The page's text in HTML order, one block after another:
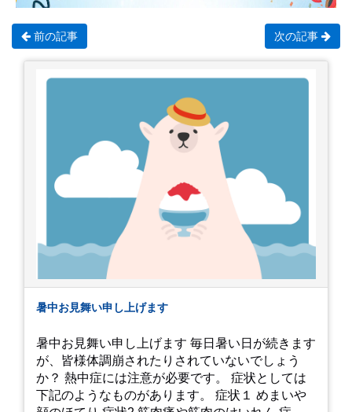
前の記事 次の記事
暑中お見舞い申し上げます
暑中お見舞い申し上げます 毎日暑い日が続きます
が、皆様体調崩されたりされていないでしょう
か？ 熱中症には注意が必要です。 症状としては
下記のようなものがあります。 症状１ めまいや